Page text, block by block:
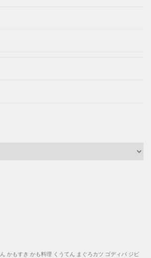
かもすき かも料理 くうてん まぐろカツ ゴディバ ジビ